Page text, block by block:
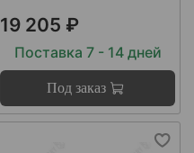
19 205 ₽
Поставка 7 - 14 дней
Под заказ